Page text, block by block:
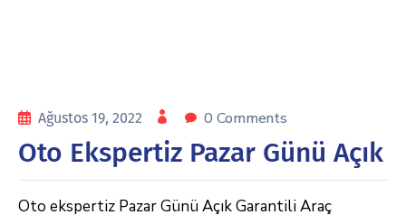
Ağustos 19, 2022 0 Comments
Oto Ekspertiz Pazar Günü Açık
Oto ekspertiz Pazar Günü Açık Garantili Araç